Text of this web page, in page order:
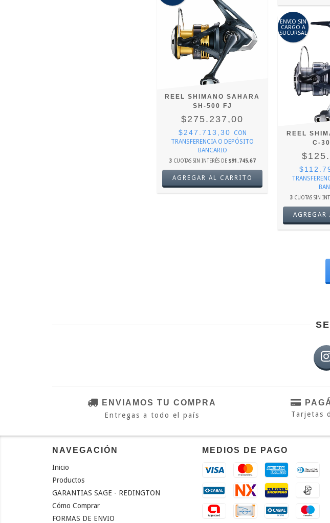
REEL SHIMANO SAHARA
SH-500 FJ
$275.237,00
$247.713,30
CON
TRANSFERENCIA O DEPÓSITO
BANCARIO
3 CUOTAS SIN INTERÉS DE$91.745,67
ENVIO SIN
CARGO A
SUCURSAL
REEL
C-
3 CUOTAS SIN
ENVIAMOS TU COMPRA
Entregas a todo el país Tarjetas
NAVEGACIÓN
Inicio
Productos
GARANTIAS SAGE - REDINGTON
Cómo Comprar
FORMAS DE ENVIO
MEDIOS DE PAGO